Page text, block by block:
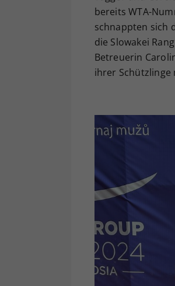
bereits WTA-
schnappten sich
die Slowakei
Betreuerin
ihrer Schützlinge